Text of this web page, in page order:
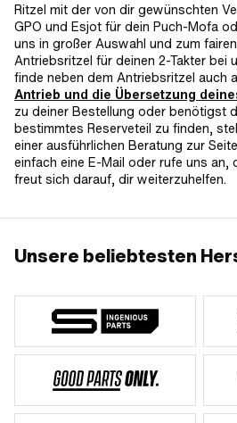
Ritzel mit der von dir gewünschten
GPO und Esjot für dein Puch-Mofa
uns in großer Auswahl und zum
Antriebsritzel für deinen 2-Takter bei
finde neben dem Antriebsritzel auch
Antrieb und die Übersetzung
zu deiner Bestellung oder benötigst
bestimmtes Reserveteil zu finden,
einer ausführlichen Beratung zur
einfach eine E-Mail oder rufe uns an,
freut sich darauf, dir weiterzuhelfen.
Unsere beliebtesten